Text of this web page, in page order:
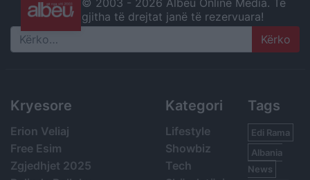
gjitha të drejtat janë të rezervuara!
Search
Kryesore
Erion Veliaj
Free Esim
Zgjedhjet 2025
Kategori
Lifestyle
Showbiz
Tech
Tags
Edi Rama
Albania
News